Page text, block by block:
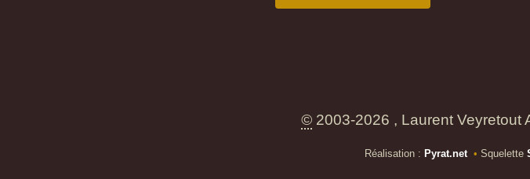
© 2003-2026 , Laurent Veyretout
Réalisation : Pyrat.net • Squelette